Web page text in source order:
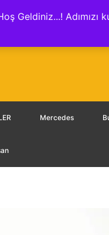
Geldiniz...!
Numaraları KVKK
Mercedes